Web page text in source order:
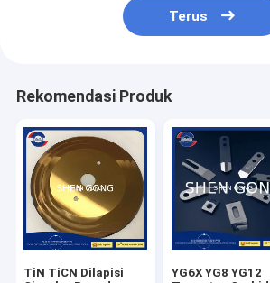
Terus
Rekomendasi Produk
TiN TiCN Dilapisi
YG6X YG8 YG12